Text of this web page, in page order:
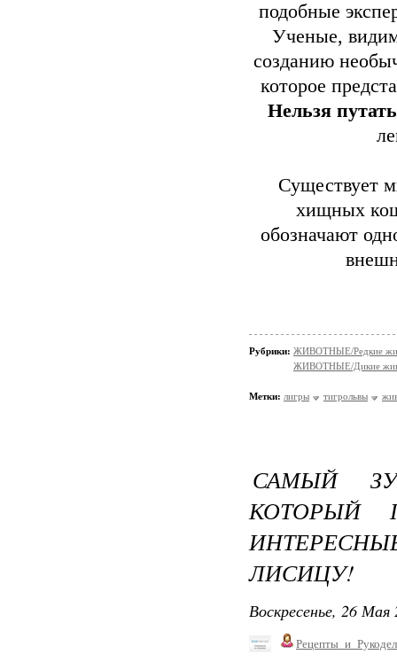
подобные
Ученые,
созданию
которое
Нельзя
Существует
хищных
обозначают
Рубрики: ЖИВОТНЫЕ/Редкие
ЖИВОТНЫЕ/Дикие
Метки: лигры тигрольвы
САМЫЙ
КОТОРЫЙ
ЛИСИЦУ!
Воскресенье, 26